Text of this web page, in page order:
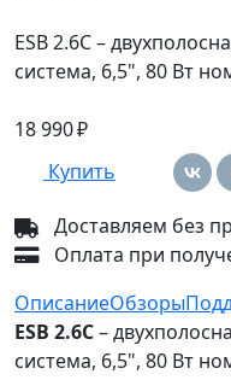
ESB 2.6C –
система, 6,5", 80 Вт
18 990 ₽
Купить
Доставляем без
Оплата при
ОписаниеОбзоры
ESB 2.6C–
система, 6,5", 80 Вт